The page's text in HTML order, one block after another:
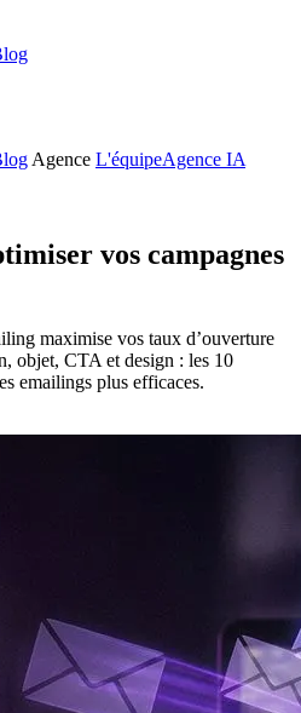
Agence L'équipeAgence IA
vos campagnes
maximise vos taux d’ouverture
objet, CTA et design : les 10
emailings plus efficaces.